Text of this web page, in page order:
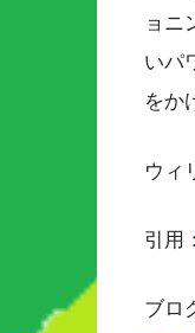
ョニ
いパ
をか
ウィ
引用：
ブロ